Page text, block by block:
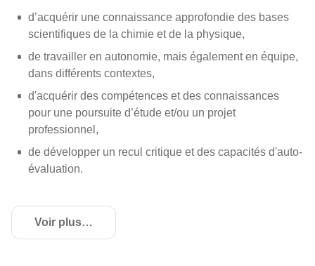
d’acquérir une connaissance approfondie des bases
scientifiques de la chimie et de la physique,
de travailler en autonomie, mais également en équipe,
dans différents contextes,
d'acquérir des compétences et des connaissances
pour une poursuite d’étude et/ou un projet
professionnel,
de développer un recul critique et des capacités d'auto-
évaluation.
Voir plus
de détails